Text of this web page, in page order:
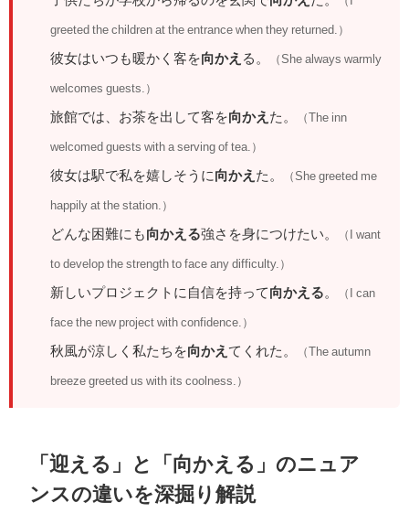
greeted the children at the entrance when they returned.）
彼女はいつも暖かく客を向かえ る。 （She always warmly
welcomes guests.）
旅館では、お茶を出して客を向かえ た。 （The inn
welcomed guests with a serving of tea.）
彼女は駅で私を嬉しそうに 向かえ た。 （She greeted me
happily at the station.）
どんな困難にも 向かえる強さを身につけたい。 （I want
to develop the strength to face any difficulty.）
新しいプロジェクトに自信を持って 向かえる 。 （I can
face the new project with confidence.）
秋風が涼しく私たちを向かえ てくれた。 （The autumn
breeze greeted us with its coolness.）
「迎える」と「向かえる」のニュア
ンスの違いを深掘り解説